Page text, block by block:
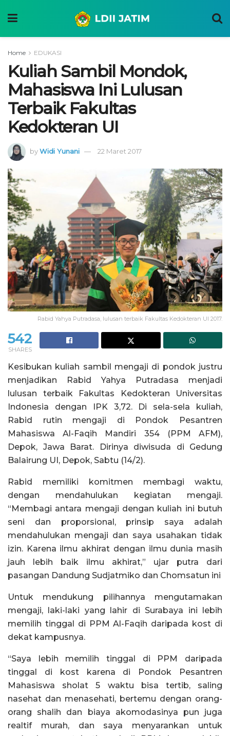
Home EDUKASI
Kuliah Sambil Mondok,
Mahasiswa Ini Lulusan
Terbaik Fakultas
Kedokteran UI
byWidi Yunani 22 Maret 2017
Rabid Yahya Putradasa, lulusan terbaik Fakultas Kedokteran UI 2017.
542
SHARES
Kesibukan kuliah sambil mengaji di pondok justru
menjadikan Rabid Yahya Putradasa menjadi
lulusan terbaik Fakultas Kedokteran Universitas
Indonesia dengan IPK 3,72. Di sela-sela kuliah,
Rabid rutin mengaji di Pondok Pesantren
Mahasiswa Al-Faqih Mandiri 354 (PPM AFM),
Depok, Jawa Barat. Dirinya diwisuda di Gedung
Balairung UI, Depok, Sabtu (14/2).
Rabid memiliki komitmen membagi waktu,
dengan mendahulukan kegiatan mengaji.
“Membagi antara mengaji dengan kuliah ini butuh
seni dan proporsional, prinsip saya adalah
mendahulukan mengaji dan saya usahakan tidak
izin. Karena ilmu akhirat dengan ilmu dunia masih
jauh lebih baik ilmu akhirat,” ujar putra dari
pasangan Dandung Sudjatmiko dan Chomsatun ini
Untuk mendukung pilihannya mengutamakan
mengaji, laki-laki yang lahir di Surabaya ini lebih
memilih tinggal di PPM Al-Faqih daripada kost di
dekat kampusnya.
“Saya lebih memilih tinggal di PPM daripada
tinggal di kost karena di Pondok Pesantren
Mahasiswa sholat 5 waktu bisa tertib, saling
nasehat dan menasehati, bertemu dengan orang-
orang shalih dan biaya akomodasinya pun juga
realtif murah, dan saya menyarankan untuk